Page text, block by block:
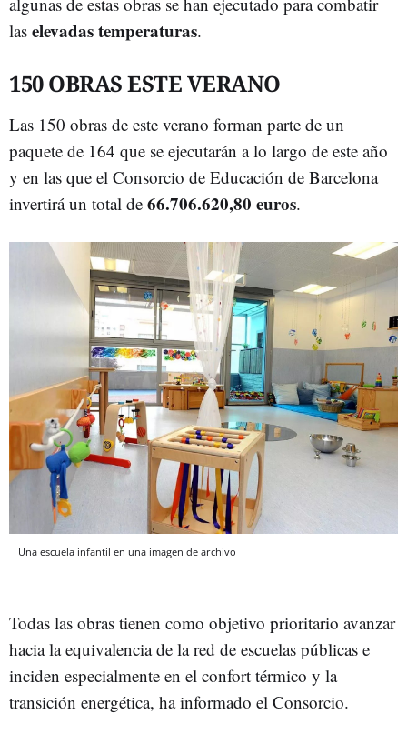
las elevadas temperaturas.
150 OBRAS ESTE VERANO
Las 150 obras de este verano forman parte de un
paquete de 164 que se ejecutarán a lo largo de este año
y en las que el Consorcio de Educación de Barcelona
invertirá un total de 66.706.620,80 euros.
Una escuela infantil en una imagen de archivo
Todas las obras tienen como objetivo prioritario avanzar
hacia la equivalencia de la red de escuelas públicas e
inciden especialmente en el confort térmico y la
transición energética, ha informado el Consorcio.